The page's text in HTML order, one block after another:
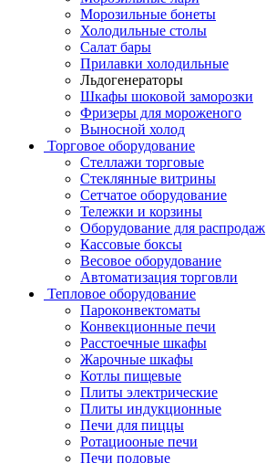
Морозильные бонеты
Холодильные столы
Салат бары
Прилавки холодильные
Льдогенераторы
Шкафы шоковой заморозки
Фризеры для мороженого
Выносной холод
Торговое оборудование
Стеллажи торговые
Стеклянные витрины
Сетчатое оборудование
Тележки и корзины
Оборудование для распродаж
Кассовые боксы
Весовое оборудование
Автоматизация торговли
Тепловое оборудование
Пароконвектоматы
Конвекционные печи
Расстоечные шкафы
Жарочные шкафы
Котлы пищевые
Плиты электрические
Плиты индукционные
Печи для пиццы
Ротациооные печи
Печи подовые